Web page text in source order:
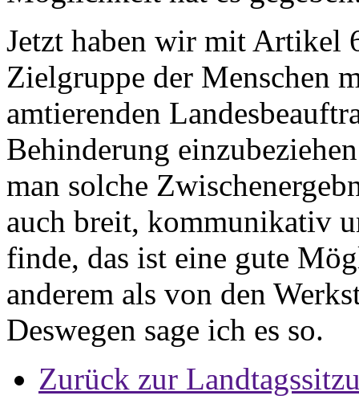
Jetzt haben wir mit Artikel
Zielgruppe der Menschen
amtierenden
Behinderung
man solche
auch breit, kommunikativ
finde, das ist eine gute
anderem als von den
Deswegen sage ich es so.
Zurück zur